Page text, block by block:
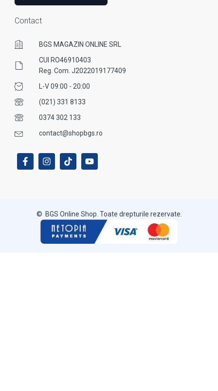
Contact
BGS MAGAZIN ONLINE SRL
CUI RO46910403
Reg. Com. J2022019177409
L-V 09:00 - 20:00
(021) 331 8133
0374 302 133
contact@shopbgs.ro
© BGS Online Shop. Toate drepturile rezervate.